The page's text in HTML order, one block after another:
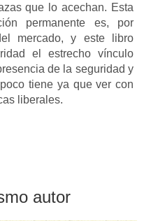
que lo acechan. Esta
permanente es, por
mercado, y este libro
el estrecho vínculo
de la seguridad y
tiene ya que ver con
liberales.
autor